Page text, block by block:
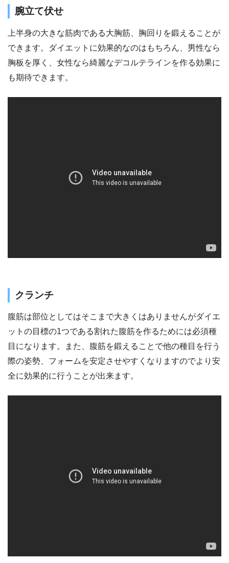
腕立て伏せ
上半身の大きな筋肉である大胸筋、胸回りを鍛えることが
できます。ダイエットに効果的なのはもちろん、男性なら
胸板を厚く、女性なら綺麗なデコルテラインを作る効果に
も期待できます。
クランチ
腹筋は部位としてはそこまで大きくはありませんがダイエ
ットの目標の1つである割れた腹筋を作るためには必須種
目になります。また、腹筋を鍛えることで他の種目を行う
際の姿勢、フォームを安定させやすくなりますのでより安
全に効果的に行うことが出来ます。